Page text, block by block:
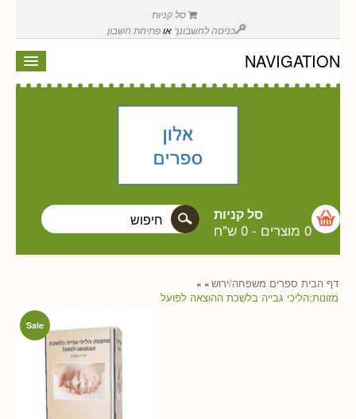
סל קניות
כניסה לחשבונך אופתיחת חשבון
NAVIGATION
סל קניות
0 מוצרים - 0 ש"ח
דף הבית » ספרים משפחה/ירוש »
מזונות;הליכי גבייה בלשכת ההוצאה לפועל
Sale